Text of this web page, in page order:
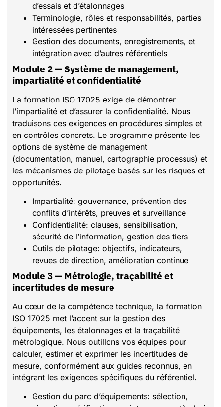
d’essais et d’étalonnages
Terminologie, rôles et responsabilités, parties
intéressées pertinentes
Gestion des documents, enregistrements, et
intégration avec d’autres référentiels
Module 2 — Système de management,
impartialité et confidentialité
La formation ISO 17025 exige de démontrer
l’impartialité et d’assurer la confidentialité. Nous
traduisons ces exigences en procédures simples et
en contrôles concrets. Le programme présente les
options de système de management
(documentation, manuel, cartographie processus) et
les mécanismes de pilotage basés sur les risques et
opportunités.
Impartialité: gouvernance, prévention des
conflits d’intérêts, preuves et surveillance
Confidentialité: clauses, sensibilisation,
sécurité de l’information, gestion des tiers
Outils de pilotage: objectifs, indicateurs,
revues de direction, amélioration continue
Module 3 — Métrologie, traçabilité et
incertitudes de mesure
Au cœur de la compétence technique, la formation
ISO 17025 met l’accent sur la gestion des
équipements, les étalonnages et la traçabilité
métrologique. Nous outillons vos équipes pour
calculer, estimer et exprimer les incertitudes de
mesure, conformément aux guides reconnus, en
intégrant les exigences spécifiques du référentiel.
Gestion du parc d’équipements: sélection,